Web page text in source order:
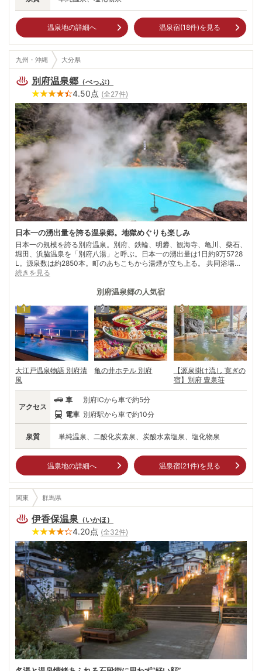
温泉地の詳細へ 温泉宿(18件)を見る
九州・沖縄 大分県
別府温泉郷 （べっぷ）
4.50点 (全27件)
日本一の湧出量を誇る温泉郷。地獄めぐりも楽しみ
日本一の規模を誇る別府温泉。別府、鉄輪、明礬、観海寺、亀川、柴石、
堀田、浜脇温泉を「別府八湯」と呼ぶ。日本一の湧出量は1日約9万5728
L。源泉数は約2850本。町のあちこちから湯煙が立ち上る。 共同浴場約1
70軒、宿は約1000軒。さらに、存在する11の泉質のうち放射能泉を除く
府に豊富な温泉をもたらしたとか。その象徴が「別府地 獄めぐり」。 赤
噴き出す「龍巻地獄」、別名ワニ地獄とも呼ばれている「鬼山地獄」な
ど、1000年以上も前から噴出しているという9つの“地獄”。別府の町を歩
けば、自然の威力にひたすら圧倒される。
続きを見る
別府温泉郷の人気宿
1
大江戸温泉物語 別府清
風
2
亀の井ホテル 別府
3
【源泉掛け流し 寛ぎの
宿】別府 豊泉荘
泉質 単純温泉、二酸化炭素泉、炭酸水素塩泉、塩化物泉
アクセス
車
別府ICから車で約5分
電車 別府駅から車で約10分
温泉地の詳細へ 温泉宿(21件)を見る
関東 群馬県
伊香保温泉 （いかほ）
4.20点 (全32件)